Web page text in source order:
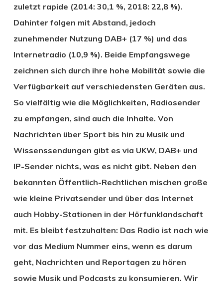
zuletzt rapide (2014: 30,1 %, 2018: 22,8 %).
Dahinter folgen mit Abstand, jedoch
zunehmender Nutzung DAB+ (17 %) und das
Internetradio (10,9 %). Beide Empfangswege
zeichnen sich durch ihre hohe Mobilität sowie die
Verfügbarkeit auf verschiedensten Geräten aus.
So vielfältig wie die Möglichkeiten, Radiosender
zu empfangen, sind auch die Inhalte. Von
Nachrichten über Sport bis hin zu Musik und
Wissenssendungen gibt es via UKW, DAB+ und
IP-Sender nichts, was es nicht gibt. Neben den
bekannten Öffentlich-Rechtlichen mischen große
wie kleine Privatsender und über das Internet
auch Hobby-Stationen in der Hörfunklandschaft
mit. Es bleibt festzuhalten: Das Radio ist nach wie
vor das Medium Nummer eins, wenn es darum
geht, Nachrichten und Reportagen zu hören
sowie Musik und Podcasts zu konsumieren. Wir